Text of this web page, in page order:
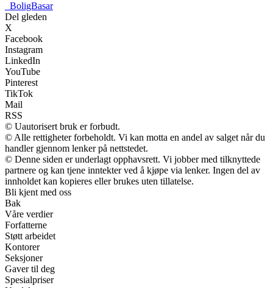
BoligBasar
Del gleden
X
Facebook
Instagram
LinkedIn
YouTube
Pinterest
TikTok
Mail
RSS
© Uautorisert bruk er forbudt.
© Alle rettigheter forbeholdt. Vi kan motta en andel av salget når du
handler gjennom lenker på nettstedet.
© Denne siden er underlagt opphavsrett. Vi jobber med tilknyttede
partnere og kan tjene inntekter ved å kjøpe via lenker. Ingen del av
innholdet kan kopieres eller brukes uten tillatelse.
Bli kjent med oss
Bak
Våre verdier
Forfatterne
Støtt arbeidet
Kontorer
Seksjoner
Gaver til deg
Spesialpriser